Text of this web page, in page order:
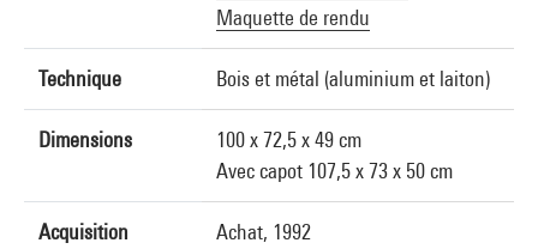
Maquette de rendu
Technique Bois et métal (aluminium et laiton)
Dimensions
100 x 72,5 x 49 cm
Avec capot 107,5 x 73 x 50 cm
Acquisition Achat, 1992